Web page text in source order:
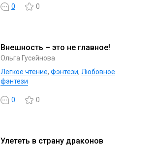
0 0
Внешность – это не главное!
Ольга Гусейнова
Легкое чтение, Фэнтези, Любовное
фэнтези
0 0
Улететь в страну драконов